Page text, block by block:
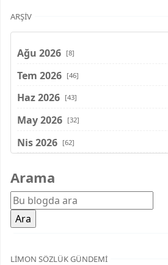
ARŞIV
Ağu 2026 [8]
Tem 2026 [46]
Haz 2026 [43]
May 2026 [32]
Nis 2026 [62]
Şub 2026
Oca 2026 [72]
Ara 2025
Kas 2025
Arama
LIMON SÖZLÜK GÜNDEMI